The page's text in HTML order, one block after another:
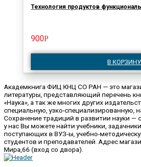
Технология продуктов
900Р
В КОРЗИНУ
Академкнига ФИЦ КНЦ СО РАН — это
литературы, представляющий перечень
«Наука», а так же многих других
специальную, узко-специализированную,
Сохранение традиций в развитии науки —
у нас Вы можете найти учебники,
поступающих в ВУЗ-ы, учебно-
студентов и преподавателей. Адрес
Мира,66 (вход со двора).